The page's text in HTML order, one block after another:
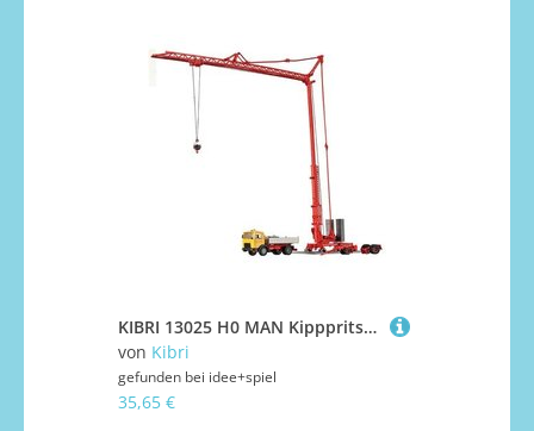
KIBRI 13025 H0 MAN Kipppritsche und LIEBHERR SK 20 Schnelleinsatzkran
von Kibri
gefunden bei idee+spiel
35,65 €